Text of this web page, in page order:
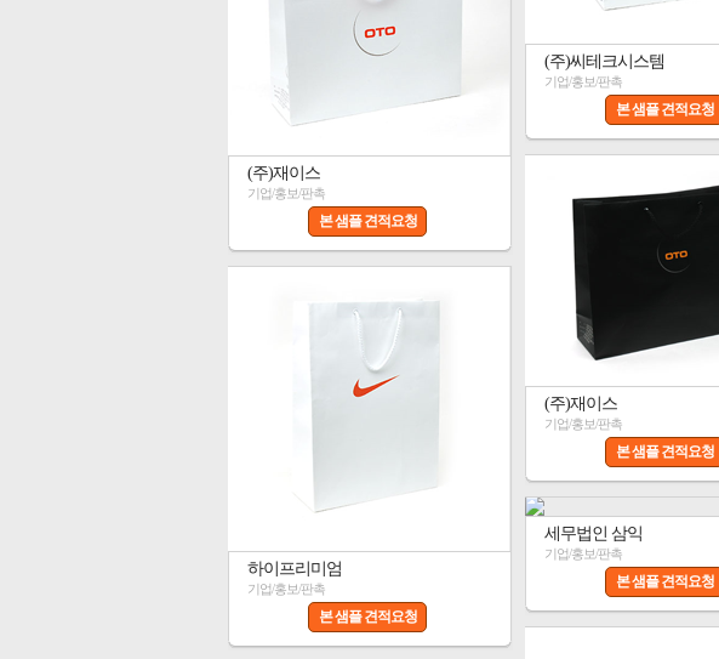
(주)씨테크시스템
기업/홍보/판촉
본 샘플 견적요청
(주)재이스
기업/홍보/판촉
본 샘플 견적요청
(주)재이스
기업/홍보/판촉
본 샘플 견적요청
하이프리미엄
기업/홍보/판촉
본 샘플 견적요청
세무법인 삼익
기업/홍보/판촉
본 샘플 견적요청